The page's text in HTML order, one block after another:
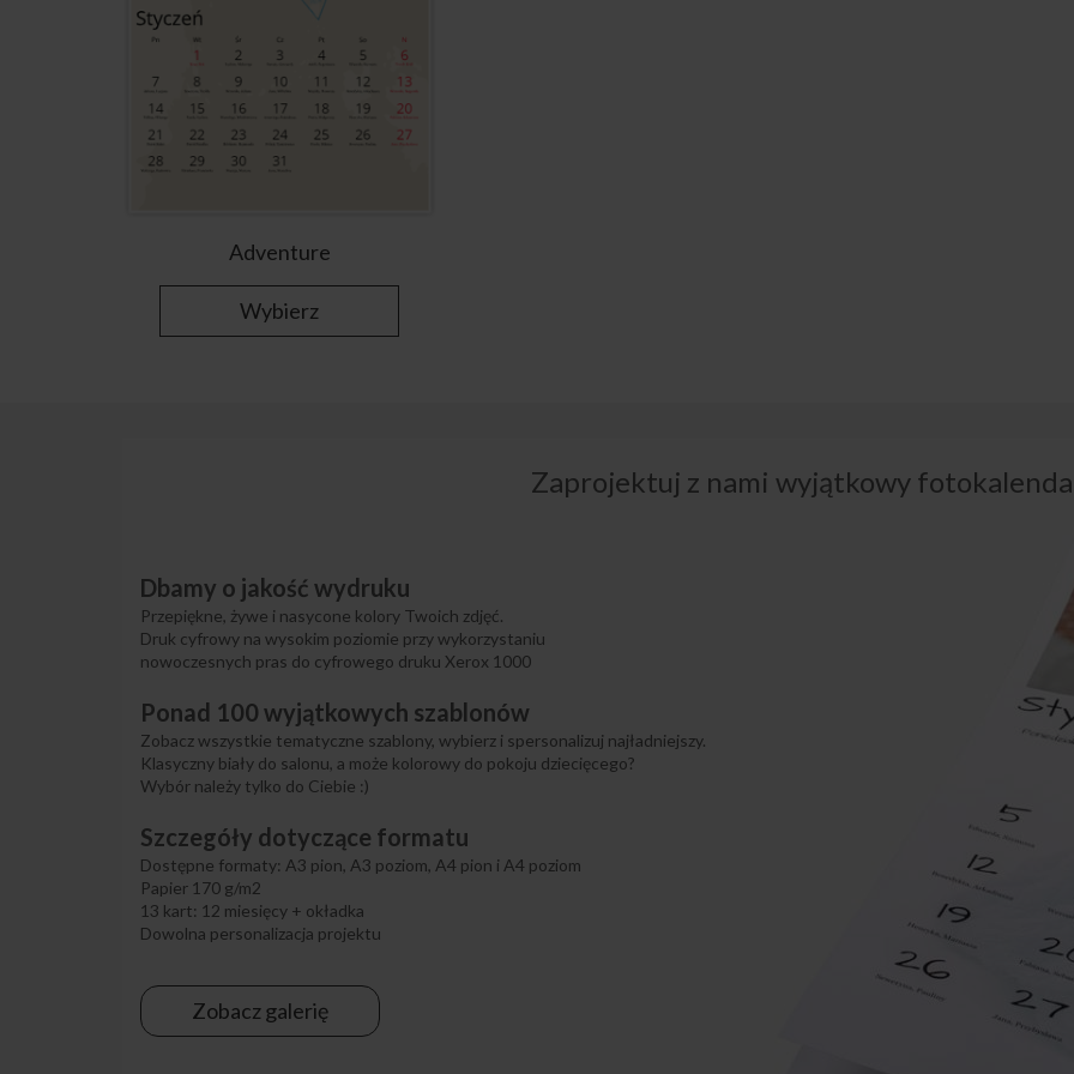
Adventure
Wybierz
Zaprojektuj z nami wyjątkowy
Dbamy o jakość wydruku
Przepiękne, żywe i nasycone kolory Twoich zdjęć.
Druk cyfrowy na wysokim poziomie przy wykorzystaniu
nowoczesnych pras do cyfrowego druku Xerox 1000
Ponad 100 wyjątkowych szablonów
Zobacz wszystkie tematyczne szablony, wybierz i spersonalizuj najładniejszy.
Klasyczny biały do salonu, a może kolorowy do pokoju dziecięcego?
Wybór należy tylko do Ciebie :)
Szczegóły dotyczące formatu
Dostępne formaty: A3 pion, A3 poziom, A4 pion i A4 poziom
Papier 170 g/m2
13 kart: 12 miesięcy + okładka
Dowolna personalizacja projektu
Zobacz galerię